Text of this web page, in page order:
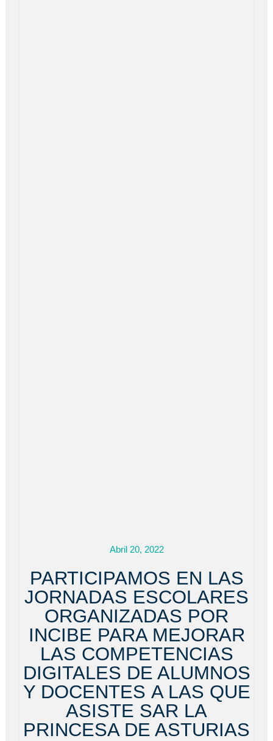
Abril 20, 2022
PARTICIPAMOS EN LAS
JORNADAS ESCOLARES
ORGANIZADAS POR
INCIBE PARA MEJORAR
LAS COMPETENCIAS
DIGITALES DE ALUMNOS
Y DOCENTES A LAS QUE
ASISTE SAR LA
PRINCESA DE ASTURIAS